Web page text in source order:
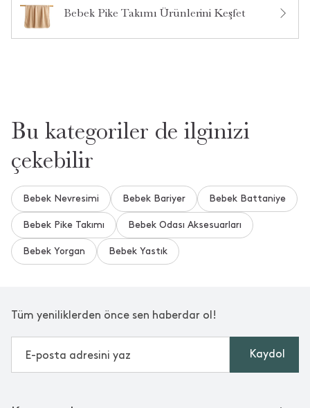
Ürün Hakkında Soru Sor
Bebek Pike Takımı Ürünlerini Keşfet
Bu kategoriler de ilginizi
çekebilir
Bebek Nevresimi Bebek Bariyer Bebek Battaniye
Bebek Pike Takımı Bebek Odası Aksesuarları
Bebek Yorgan Bebek Yastık
Tüm yeniliklerden önce sen haberdar ol!
Kaydol